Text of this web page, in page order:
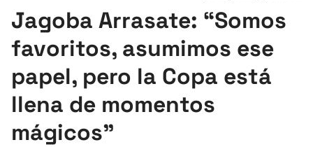
Pelota
Remo
Jagoba Arrasate: “Somos
favoritos, asumimos ese
papel, pero la Copa está
llena de momentos
mágicos”